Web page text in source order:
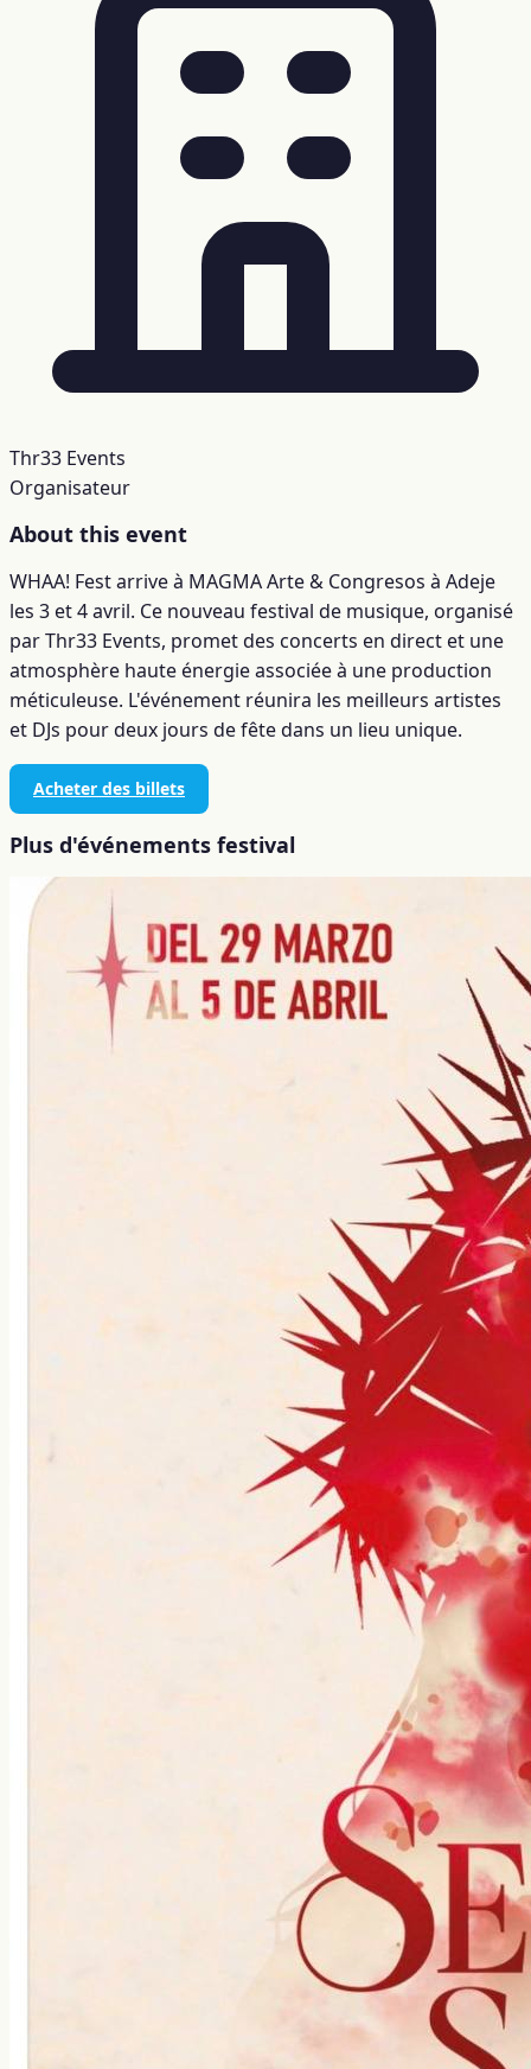
Thr33 Events
Organisateur
About this event
WHAA! Fest arrive à MAGMA Arte & Congresos à Adeje
les 3 et 4 avril. Ce nouveau festival de musique, organisé
par Thr33 Events, promet des concerts en direct et une
atmosphère haute énergie associée à une production
méticuleuse. L'événement réunira les meilleurs artistes
et DJs pour deux jours de fête dans un lieu unique.
Acheter des billets
Plus d'événements festival